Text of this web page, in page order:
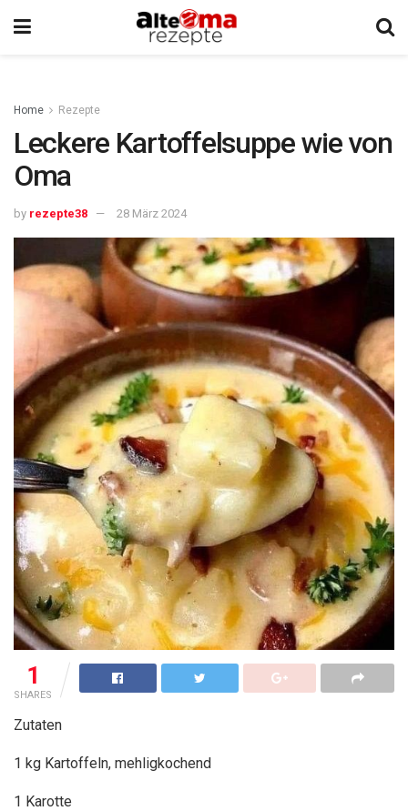
Home Rezepte
Leckere Kartoffelsuppe wie von
Oma
by rezepte38 28 März 2024
1
SHARES
Zutaten
1 kg Kartoffeln, mehligkochend
1 Karotte